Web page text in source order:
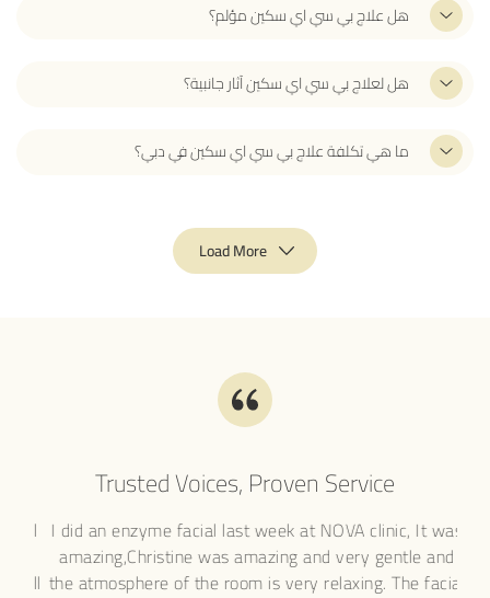
هل علاج بي سي اي سكين مؤلم؟
هل لعلاج بي سي اي سكين آثار جانبية؟
ما هي تكلفة علاج بي سي اي سكين في دبي؟
Load More
Trusted Voices, Proven Service
I did an enzyme facial
amazing,Christine was
the atmosphere of the
shaped by Lana Tarek, a well
I am so impressed by her
in what she does, she will